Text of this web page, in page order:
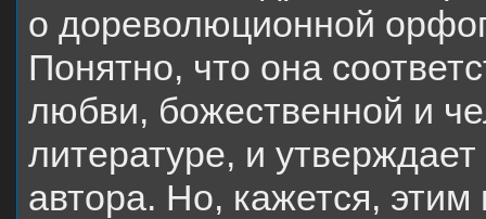
о дореволюционной
Понятно, что она
любви, божественной и
литературе, и
автора. Но, кажется,